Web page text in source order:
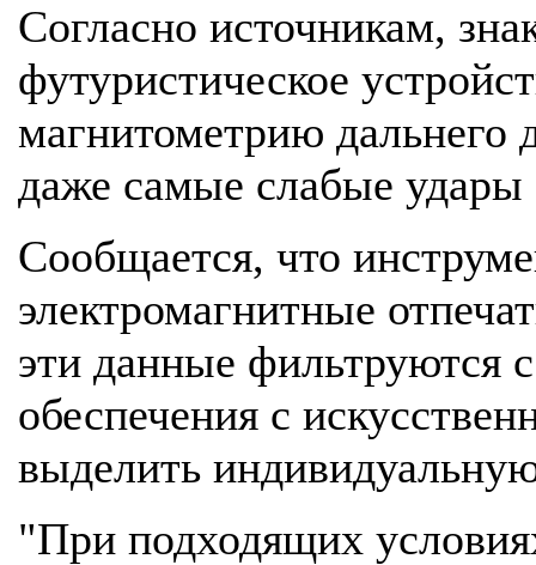
Согласно источникам,
футуристическое
магнитометрию дальнего
даже самые слабые удары
Сообщается, что
электромагнитные
эти данные фильтруются
обеспечения с
выделить
"При подходящих